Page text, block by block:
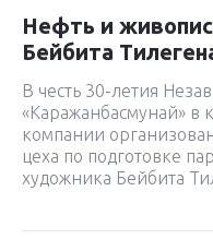
Нефть и
Бейбита
В честь 30-летия
«Каражанбасмунай» в
компании
цеха по подготовке
художника Бейбита